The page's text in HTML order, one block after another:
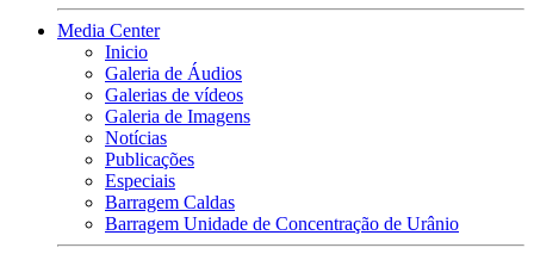
Media Center
Inicio
Galeria de Áudios
Galerias de vídeos
Galeria de Imagens
Notícias
Publicações
Especiais
Barragem Caldas
Barragem Unidade de Concentração de Urânio